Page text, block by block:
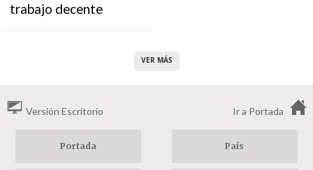
trabajo decente
VER MÁS
Versión Escritorio Ir a Portada
Portada País